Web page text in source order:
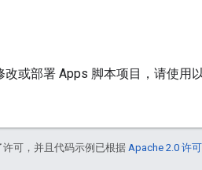
或部署 Apps 脚本项目，请使用以
许可，并且代码示例已根据 Apache 2.0 许可